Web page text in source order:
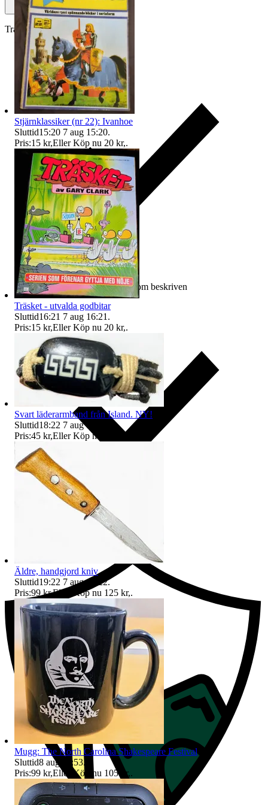
Traderas köparskydd
Ersättning om varan inte är som beskriven
Ersättning om du inte får din vara
Stjärnklassiker (nr 22): Ivanhoe
Sluttid15:20 7 aug 15:20.
Pris:15 kr,Eller Köp nu 20 kr,.
Träsket - utvalda godbitar
Sluttid16:21 7 aug 16:21 .
Pris:15 kr,Eller Köp nu 20 kr,.
Svart läderarmband från Island. NY!
Sluttid18:22 7 aug 18:22
Pris:45 kr,Eller Köp nu
Äldre, handgjord kniv
Sluttid19:22 7 aug 19:22.
Pris:99 kr,Eller Köp nu 125 kr,.
Mugg: The North Carolina Shakespeare Festival
Sluttid8 aug 11:53.
Pris:99 kr,Eller Köp nu 105 kr,.